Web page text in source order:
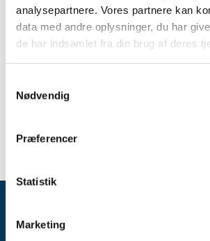
analysepartnere. Vores partnere kan
data med andre oplysninger, du har
de har indsamlet fra din brug af deres
Nødvendig
Præferencer
Statistik
Marketing
2020 (32)
2019 (12)
2018 (25)
2016 (19)